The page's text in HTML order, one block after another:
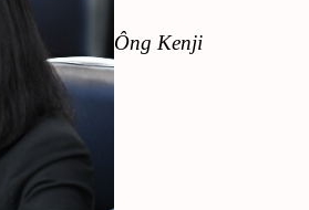
Ông Kenji